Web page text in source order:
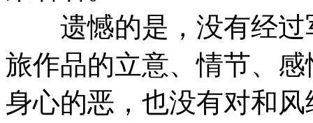
遗憾的是，没有经过
旅作品的立意、情节、
身心的恶，也没有对和